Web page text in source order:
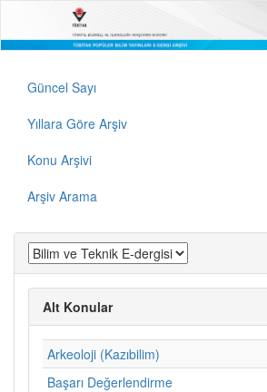
Güncel Sayı
Yıllara Göre Arşiv
Konu Arşivi
Arşiv Arama
Alt Konular
Arkeoloji (Kazıbilim)
Başarı Değerlendirme